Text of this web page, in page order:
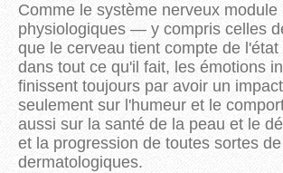
Comme le système nerveux module
physiologiques — y compris celles
que le cerveau tient compte de l'état
dans tout ce qu'il fait, les émotions
finissent toujours par avoir un
seulement sur l'humeur et le
aussi sur la santé de la peau et le
et la progression de toutes sortes
dermatologiques.